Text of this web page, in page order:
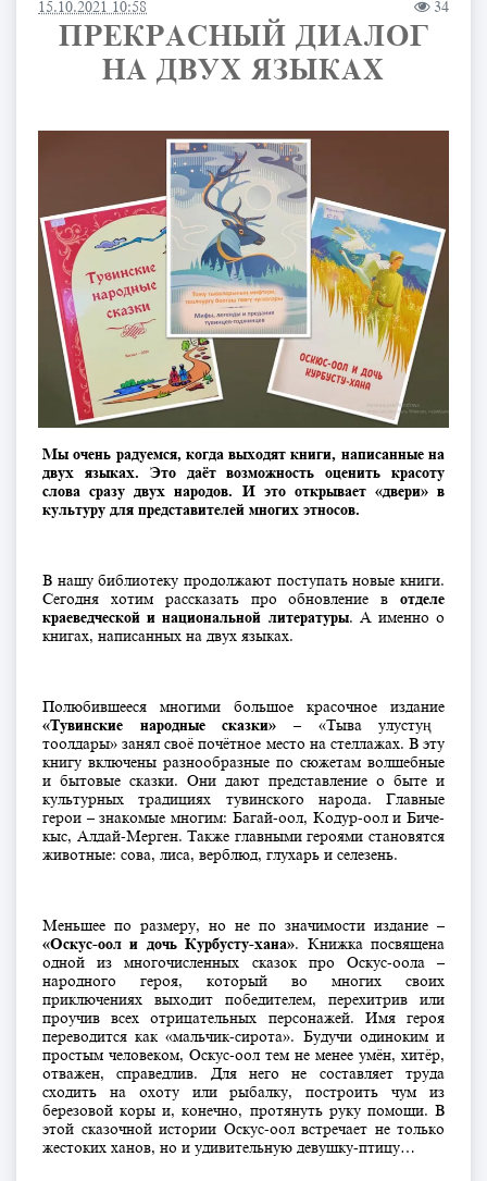
15.10.2021 10:58 34
ПРЕКРАСНЫЙ ДИАЛОГ
НА ДВУХ ЯЗЫКАХ
Мы очень радуемся, когда выходят книги, написанные на
двух языках. Это даёт возможность оценить красоту
слова сразу двух народов. И это открывает «двери» в
культуру для представителей многих этносов.
В нашу библиотеку продолжают поступать новые книги.
Сегодня хотим рассказать про обновление в отделе
краеведческой и национальной литературы. А именно о
книгах, написанных на двух языках.
Полюбившееся многими большое красочное издание
«Тувинские народные сказки» – «Тыва улустуң
тоолдары» занял своё почётное место на стеллажах. В эту
книгу включены разнообразные по сюжетам волшебные
и бытовые сказки. Они дают представление о быте и
культурных традициях тувинского народа. Главные
герои – знакомые многим: Багай-оол, Кодур-оол и Биче-
кыс, Алдай-Мерген. Также главными героями становятся
животные: сова, лиса, верблюд, глухарь и селезень.
Меньшее по размеру, но не по значимости издание –
«Оскус-оол и дочь Курбусту-хана». Книжка посвящена
одной из многочисленных сказок про Оскус-оола –
народного героя, который во многих своих
приключениях выходит победителем, перехитрив или
проучив всех отрицательных персонажей. Имя героя
переводится как «мальчик-сирота». Будучи одиноким и
простым человеком, Оскус-оол тем не менее умён, хитёр,
отважен, справедлив. Для него не составляет труда
сходить на охоту или рыбалку, построить чум из
березовой коры и, конечно, протянуть руку помощи. В
этой сказочной истории Оскус-оол встречает не только
жестоких ханов, но и удивительную девушку-птицу…